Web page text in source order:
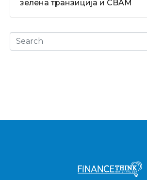
зелена транзиција и CBAM